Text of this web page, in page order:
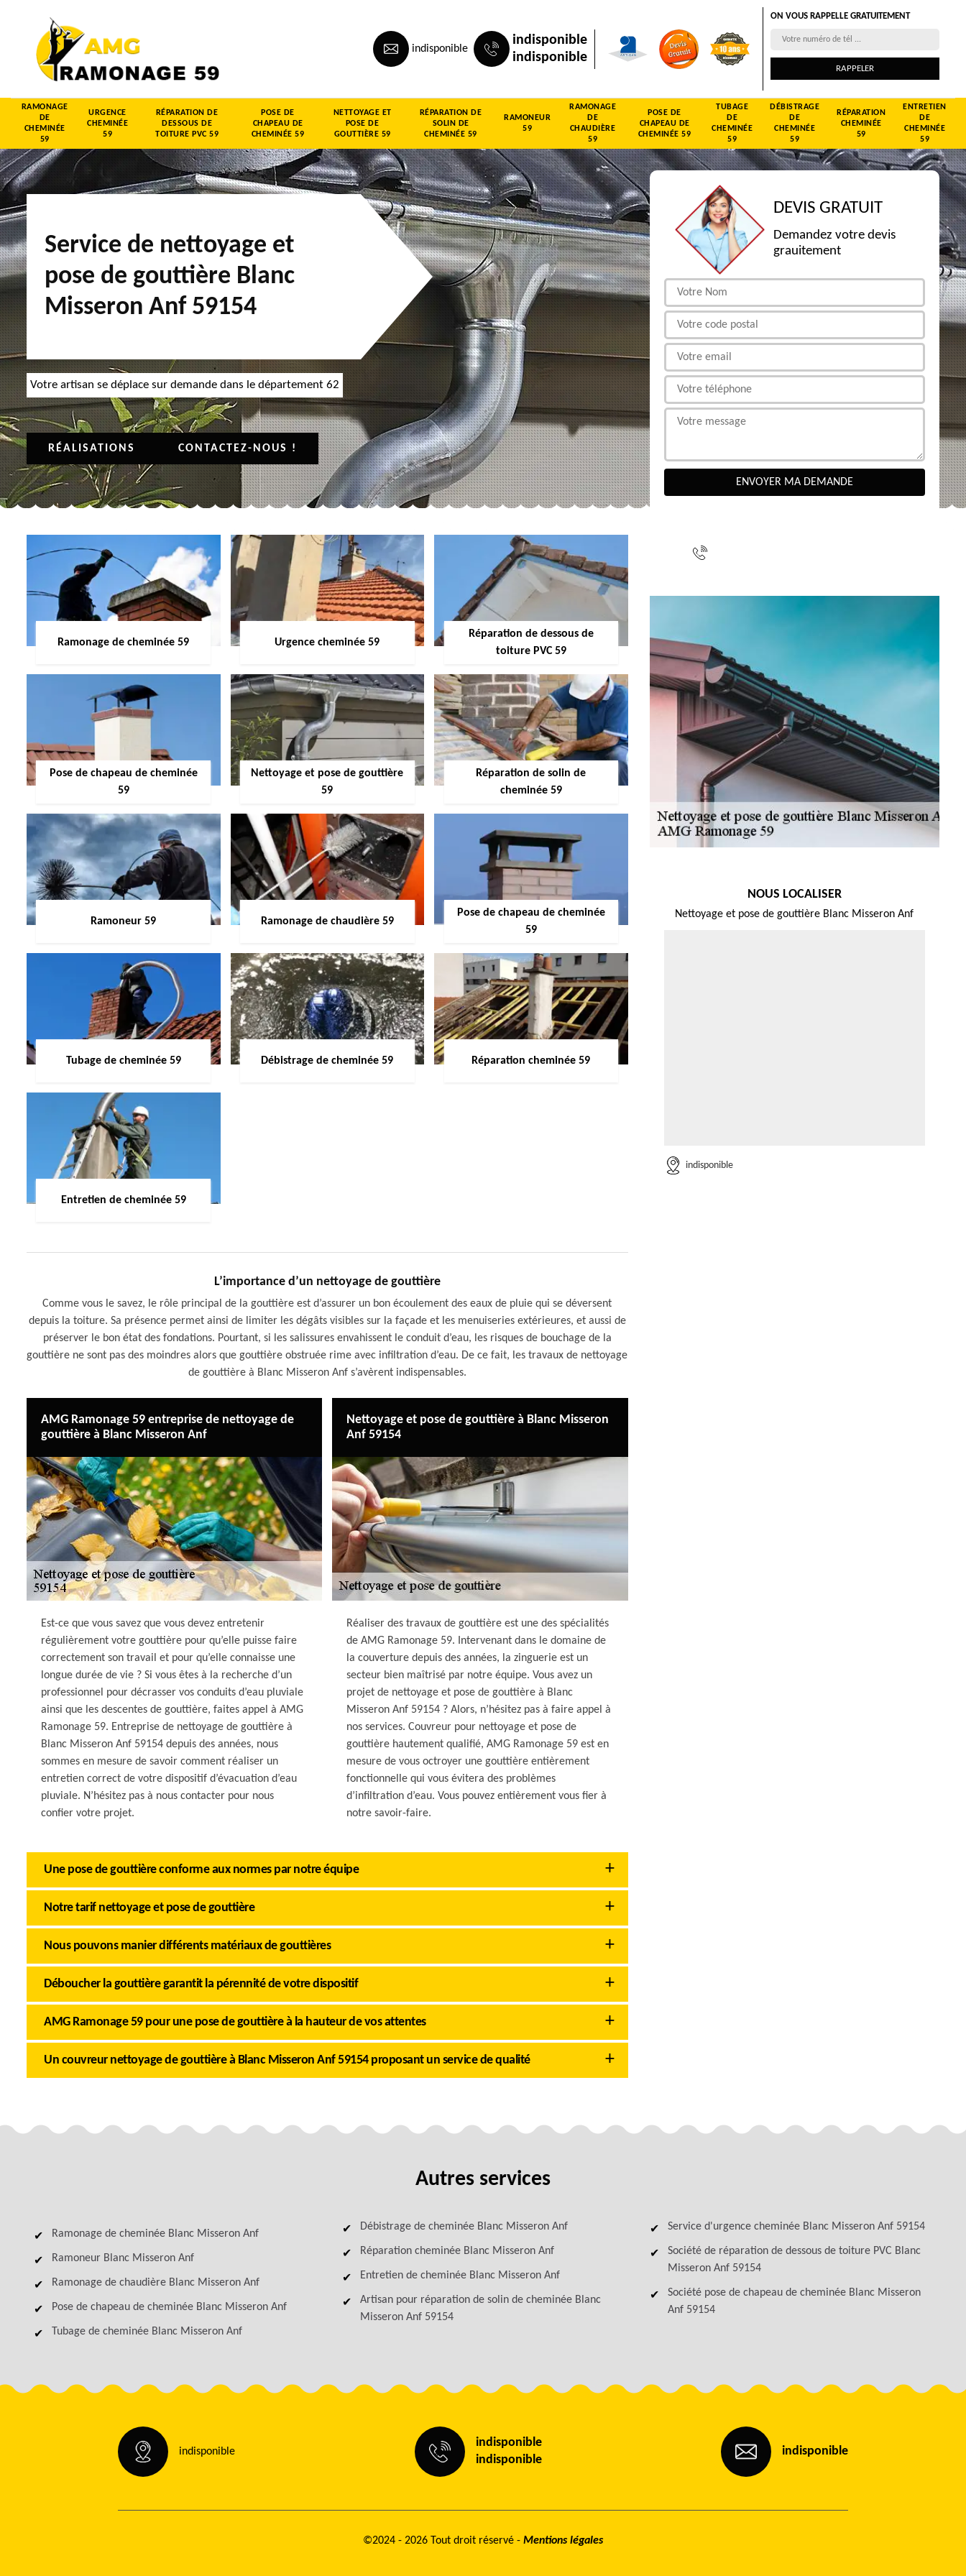
indisponible
indisponible
indisponible
ON VOUS RAPPELLE GRATUITEMENT
RAMONAGE
DE
CHEMINÉE
59
URGENCE
CHEMINÉE
59
RÉPARATION DE
DESSOUS DE
TOITURE PVC 59
POSE DE
CHAPEAU DE
CHEMINÉE 59
NETTOYAGE ET
POSE DE
GOUTTIÈRE 59
RÉPARATION DE
SOLIN DE
CHEMINÉE 59
RAMONEUR
59
RAMONAGE
DE
CHAUDIÈRE
59
POSE DE
CHAPEAU DE
CHEMINÉE 59
TUBAGE
DE
CHEMINÉE
59
DÉBISTRAGE
DE
CHEMINÉE
59
RÉPARATION
CHEMINÉE
59
ENTRETIEN
DE
CHEMINÉE
59
Service de nettoyage et
pose de gouttière Blanc
Misseron Anf 59154
Votre artisan se déplace sur demande dans le département 62
RÉALISATIONS CONTACTEZ-NOUS !
Ramonage de cheminée 59 Urgence cheminée 59
Réparation de dessous de
toiture PVC 59
Pose de chapeau de cheminée
59
Nettoyage et pose de gouttière
59
Réparation de solin de
cheminée 59
Ramoneur 59 Ramonage de chaudière 59
Pose de chapeau de cheminée
59
Tubage de cheminée 59 Débistrage de cheminée 59 Réparation cheminée 59
Entretien de cheminée 59
L’importance d’un nettoyage de gouttière
Comme vous le savez, le rôle principal de la gouttière est d’assurer un bon écoulement des eaux de pluie qui se déversent
depuis la toiture. Sa présence permet ainsi de limiter les dégâts visibles sur la façade et les menuiseries extérieures, et aussi de
préserver le bon état des fondations. Pourtant, si les salissures envahissent le conduit d’eau, les risques de bouchage de la
gouttière ne sont pas des moindres alors que gouttière obstruée rime avec infiltration d’eau. De ce fait, les travaux de nettoyage
de gouttière à Blanc Misseron Anf s’avèrent indispensables.
AMG Ramonage 59 entreprise de nettoyage de
gouttière à Blanc Misseron Anf
Est-ce que vous savez que vous devez entretenir
régulièrement votre gouttière pour qu’elle puisse faire
correctement son travail et pour qu’elle connaisse une
longue durée de vie ? Si vous êtes à la recherche d’un
professionnel pour décrasser vos conduits d’eau pluviale
ainsi que les descentes de gouttière, faites appel à AMG
Ramonage 59. Entreprise de nettoyage de gouttière à
Blanc Misseron Anf 59154 depuis des années, nous
sommes en mesure de savoir comment réaliser un
entretien correct de votre dispositif d’évacuation d’eau
pluviale. N’hésitez pas à nous contacter pour nous
confier votre projet.
Nettoyage et pose de gouttière à Blanc Misseron
Anf 59154
Réaliser des travaux de gouttière est une des spécialités
de AMG Ramonage 59. Intervenant dans le domaine de
la couverture depuis des années, la zinguerie est un
secteur bien maîtrisé par notre équipe. Vous avez un
projet de nettoyage et pose de gouttière à Blanc
Misseron Anf 59154 ? Alors, n’hésitez pas à faire appel à
nos services. Couvreur pour nettoyage et pose de
gouttière hautement qualifié, AMG Ramonage 59 est en
mesure de vous octroyer une gouttière entièrement
fonctionnelle qui vous évitera des problèmes
d’infiltration d’eau. Vous pouvez entièrement vous fier à
notre savoir-faire.
Une pose de gouttière conforme aux normes par notre équipe
Notre tarif nettoyage et pose de gouttière
Nous pouvons manier différents matériaux de gouttières
Déboucher la gouttière garantit la pérennité de votre dispositif
AMG Ramonage 59 pour une pose de gouttière à la hauteur de vos attentes
Un couvreur nettoyage de gouttière à Blanc Misseron Anf 59154 proposant un service de qualité
DEVIS GRATUIT
Demandez votre devis
grauitement
NOUS LOCALISER
Nettoyage et pose de gouttière Blanc Misseron Anf
indisponible
Autres services
Ramonage de cheminée Blanc Misseron Anf
Ramoneur Blanc Misseron Anf
Ramonage de chaudière Blanc Misseron Anf
Pose de chapeau de cheminée Blanc Misseron Anf
Tubage de cheminée Blanc Misseron Anf
Débistrage de cheminée Blanc Misseron Anf
Réparation cheminée Blanc Misseron Anf
Entretien de cheminée Blanc Misseron Anf
Artisan pour réparation de solin de cheminée Blanc
Misseron Anf 59154
Service d'urgence cheminée Blanc Misseron Anf 59154
Société de réparation de dessous de toiture PVC Blanc
Misseron Anf 59154
Société pose de chapeau de cheminée Blanc Misseron
Anf 59154
indisponible
indisponible
indisponible
indisponible
©2024 - 2026 Tout droit réservé - Mentions légales